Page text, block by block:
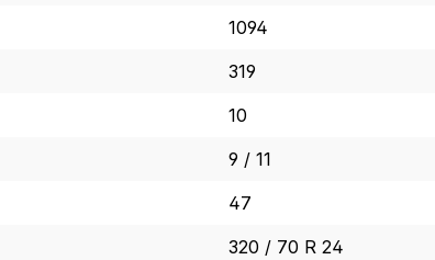
1094
319
10
9 / 11
47
320 / 70 R 24